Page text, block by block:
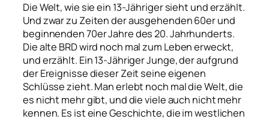
Die Welt, wie sie ein 13-Jähriger sieht und erzählt.
Und zwar zu Zeiten der ausgehenden 60er und
beginnenden 70er Jahre des 20. Jahrhunderts.
Die alte BRD wird noch mal zum Leben erweckt,
und erzählt. Ein 13-Jähriger Junge, der aufgrund
der Ereignisse dieser Zeit seine eigenen
Schlüsse zieht. Man erlebt noch mal die Welt, die
es nicht mehr gibt, und die viele auch nicht mehr
kennen. Es ist eine Geschichte, die im westlichen